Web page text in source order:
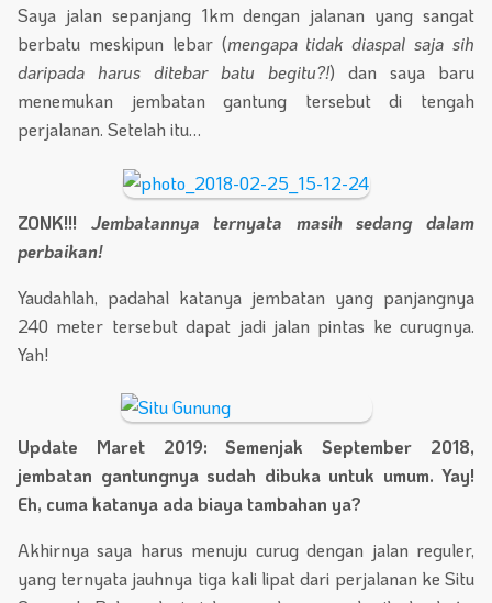
Saya jalan sepanjang 1km dengan jalanan yang sangat
berbatu meskipun lebar (mengapa tidak diaspal saja sih
daripada harus ditebar batu begitu?!) dan saya baru
menemukan jembatan gantung tersebut di tengah
perjalanan. Setelah itu…
ZONK!!! Jembatannya ternyata masih sedang dalam
perbaikan!
Yaudahlah, padahal katanya jembatan yang panjangnya
240 meter tersebut dapat jadi jalan pintas ke curugnya.
Yah!
Update Maret 2019: Semenjak September 2018,
jembatan gantungnya sudah dibuka untuk umum. Yay!
Eh, cuma katanya ada biaya tambahan ya?
Akhirnya saya harus menuju curug dengan jalan reguler,
yang ternyata jauhnya tiga kali lipat dari perjalanan ke Situ